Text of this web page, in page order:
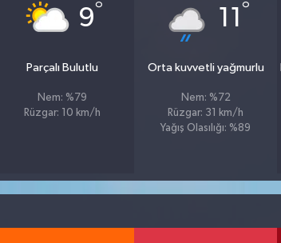
9°
Parçalı Bulutlu
Nem: %79
Rüzgar: 10 km/h
11 °
Orta kuvvetli yağmurlu
Nem: %72
Rüzgar: 31 km/h
Yağış Olasılığı: %89